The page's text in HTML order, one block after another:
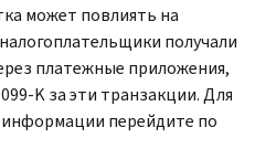
может повлиять на
получали
платежные приложения,
Kза эти транзакции. Для
перейдите по